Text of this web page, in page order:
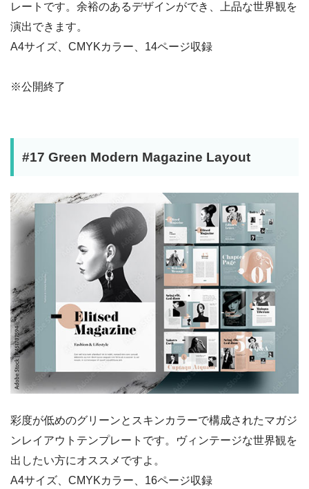
レートです。余裕のあるデザインができ、上品な世界観を
演出できます。
A4サイズ、CMYKカラー、14ページ収録
※公開終了
#17 Green Modern Magazine Layout
彩度が低めのグリーンとスキンカラーで構成されたマガジ
ンレイアウトテンプレートです。ヴィンテージな世界観を
出したい方にオススメですよ。
A4サイズ、CMYKカラー、16ページ収録